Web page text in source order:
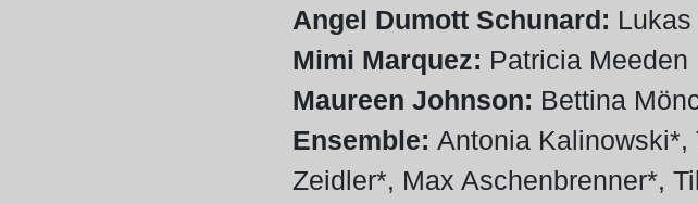
Angel Dumott Schunard:
Mimi Marquez: Patricia Meeden
Maureen Johnson: Bettina
Ensemble: Antonia Kalinowski*,
Zeidler*, Max Aschenbrenner*,